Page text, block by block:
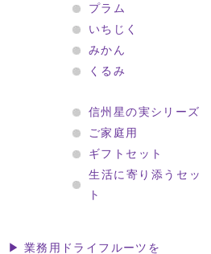
プラム
いちじく
みかん
くるみ
信州星の実シリーズ
ご家庭用
ギフトセット
生活に寄り添うセッ
ト
▶ 業務用ドライフルーツを